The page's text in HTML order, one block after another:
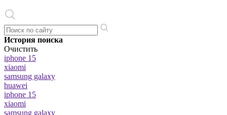
История поиска
Очистить
iphone 15
xiaomi
samsung galaxy
huawei
iphone 15
xiaomi
samsung galaxy